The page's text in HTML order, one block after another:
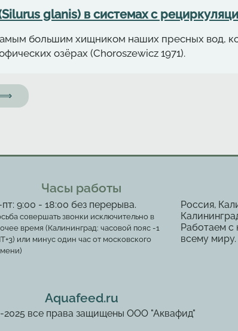
glanis) в системах с
большим хищником наших пресных вод,
озёрах (Choroszewicz 1971).
⟹
Часы работы
9:00 - 18:00 без перерыва.
совершать звонки исключительно в
время (Калининград: часовой пояс -1
или минус один час от московского
Россия,
Работаем с
всему миру.
Aquafeed.ru
все права защищены ООО "Аквафид"